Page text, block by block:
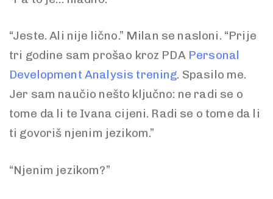
“Jeste. Ali nije lično.” Milan se nasloni. “Prije
tri godine sam prošao kroz PDA Personal
Development Analysis trening. Spasilo me.
Jer sam naučio nešto ključno: ne radi se o
tome da li te Ivana cijeni. Radi se o tome da li
ti govoriš njenim jezikom.”
“Njenim jezikom?”